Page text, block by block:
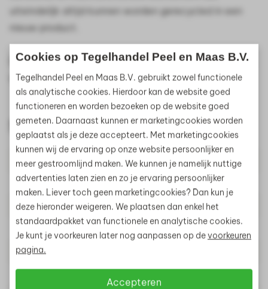
uiteindelijk altijd kunnen worden gerecycled in een
nieuw product.
De L-element heeft een afmeting van 50x30x40cm,
weergegeven met lxbxh.
Specificaties
Breedte
30cm
Lengte
50cm
Hoogte
40cm
Gewicht
Behandeling
Toepassing
Cookies op Tegelhandel Peel en Maas B.V.
Tegelhandel Peel en Maas B.V. gebruikt zowel functionele
als analytische cookies. Hierdoor kan de website goed
functioneren en worden bezoeken op de website goed
gemeten. Daarnaast kunnen er marketingcookies worden
geplaatst als je deze accepteert. Met marketingcookies
kunnen wij de ervaring op onze website persoonlijker en
meer gestroomlijnd maken. We kunnen je namelijk nuttige
advertenties laten zien en zo je ervaring persoonlijker
maken. Liever toch geen marketingcookies? Dan kun je
deze hieronder weigeren. We plaatsen dan enkel het
standaardpakket van functionele en analytische cookies.
Je kunt je voorkeuren later nog aanpassen op devoorkeuren
pagina.
Accepteren